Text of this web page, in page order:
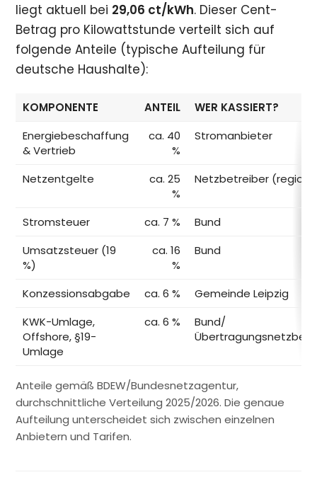
liegt aktuell bei 29,06 ct/kWh. Dieser Cent-
Betrag pro Kilowattstunde verteilt sich auf
folgende Anteile (typische Aufteilung für
deutsche Haushalte):
KOMPONENTE ANTEIL
WER KASSIERT?
Energiebeschaffung
& Vertrieb
ca. 40
%
Stromanbieter
Netzentgelte
ca. 25
%
Netzbetreiber
Stromsteuer ca. 7 %
Bund
Umsatzsteuer (19
%)
ca. 16
%
Bund
Konzessionsabgabe ca. 6 %
Gemeinde Leipzig
KWK-Umlage,
Offshore, §19-
Umlage
ca. 6 %
Bund/
Anteile gemäß BDEW/Bundesnetzagentur,
durchschnittliche Verteilung 2025/2026. Die genaue
Aufteilung unterscheidet sich zwischen einzelnen
Anbietern und Tarifen.